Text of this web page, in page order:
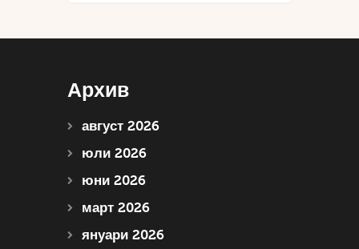
Архив
август 2026
юли 2026
юни 2026
март 2026
януари 2026